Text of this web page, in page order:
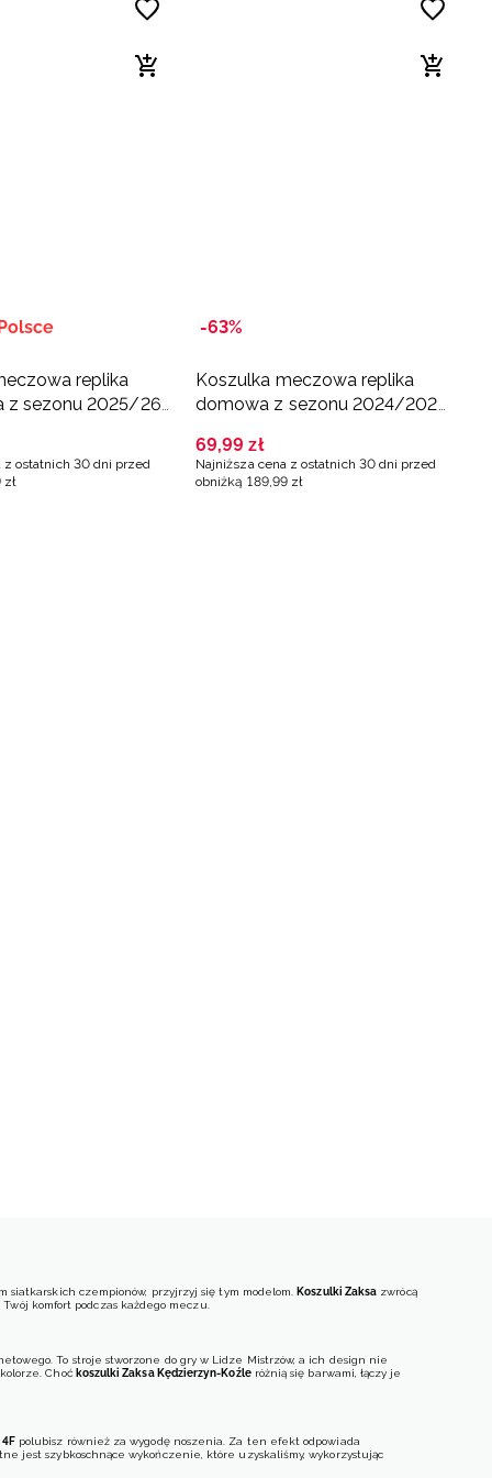
replika
z sezonu 2025/26
Koźle - granatowa
z ostatnich 30 dni przed
zł
-63%
Koszulka meczowa replika
domowa z sezonu 2024/2025
Kędzierzyn-Koźle - multikolor
69,99 zł
Najniższa cena z ostatnich 30 dni przed
obniżką 189,99 zł
siatkarskich czempionów, przyjrzyj się tym modelom. Koszulki Zaksa zwrócą
komfort podczas każdego meczu.
To stroje stworzone do gry w Lidze Mistrzów, a ich design nie
Choć koszulki Zaksa Kędzierzyn-Koźleróżnią się barwami, łączy je
4Fpolubisz również za wygodę noszenia. Za ten efekt odpowiada
jest szybkoschnące wykończenie, które uzyskaliśmy, wykorzystując